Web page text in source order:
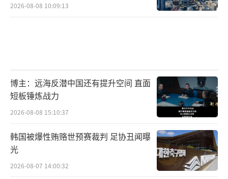
2026-08-08 10:09:13
博主：远海反潜中国还有提升空间 直面
短板锤炼战力
2026-08-08 15:10:37
韩国被爆性贿赂世预赛裁判 足协丑闻曝
光
2026-08-07 14:00:32